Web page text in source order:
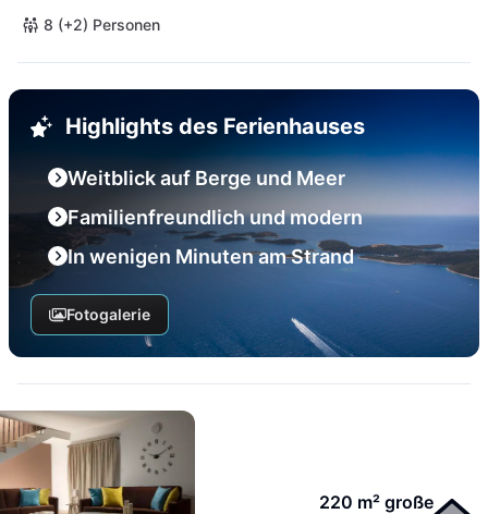
8 (+2) Personen
Highlights des Ferienhauses
Weitblick auf Berge und Meer
Familienfreundlich und modern
In wenigen Minuten am Strand
Fotogalerie
220 m² große